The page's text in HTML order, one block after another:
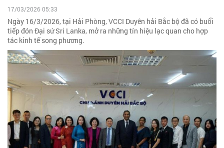
17/03/2026 05:33
Ngày 16/3/2026, tại Hải Phòng, VCCI Duyên hải Bắc bộ đã có buổi
tiếp đón Đại sứ Sri Lanka, mở ra những tín hiệu lạc quan cho hợp
tác kinh tế song phương.